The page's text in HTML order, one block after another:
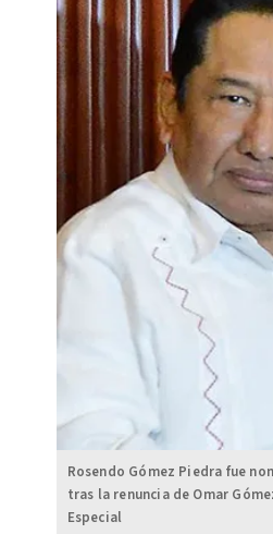
Rosendo Gómez Piedra fue
tras la renuncia de Omar
Especial